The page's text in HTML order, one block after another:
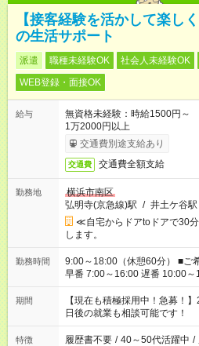
【接客経験を活かして楽し
の生活サポート
派遣 職種未経験OK 社会人未経験OK
WEB登録・面接OK
給与
無資格未経験：時給1500円
1万2000円以上
交通費別途支給あり
交通費 交通費全額支給
勤務地
横浜市南区
弘明寺(京急線)駅 / 井土ケ谷駅
≪自宅からドアtoドアで30
します。
勤務時間
9:00～18:00（休憩60分） ■ご希望があれば下記シフトもOK！
早番 7:00～16:00 遅番 10:00～19:00 「家族と休み
い」 「余裕を持って夕飯の準
たくない」 など、ご希望を教えてくだ
の方へ 今ご覧のお仕事で希望
の勤務時間。 合計で週40時間
期間
【現在も積極採用中！急募！
日後の就業も相談可能です！
特徴 履歴書不要 / 40～50代活躍中 /